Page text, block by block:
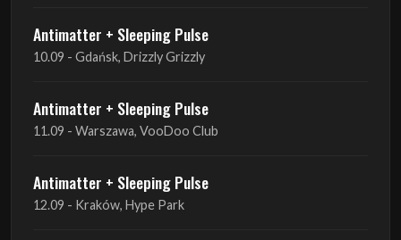
Antimatter + Sleeping Pulse
10.09 - Gdańsk, Drizzly Grizzly
Antimatter + Sleeping Pulse
11.09 - Warszawa, VooDoo Club
Antimatter + Sleeping Pulse
12.09 - Kraków, Hype Park